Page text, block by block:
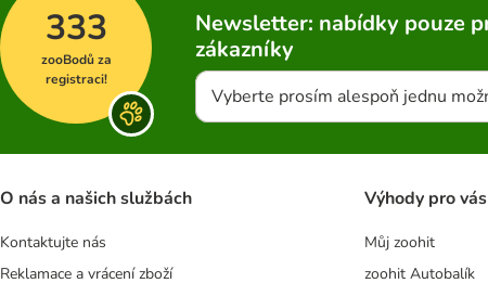
333
zooBodů za
registraci!
Newsletter: nabídky pouze
zákazníky
Vyberte prosím alespoň jednu
O nás a našich službách
Kontaktujte nás
Reklamace a vrácení zboží
Výhody pro vás
Můj zoohit
zoohit Autobalík